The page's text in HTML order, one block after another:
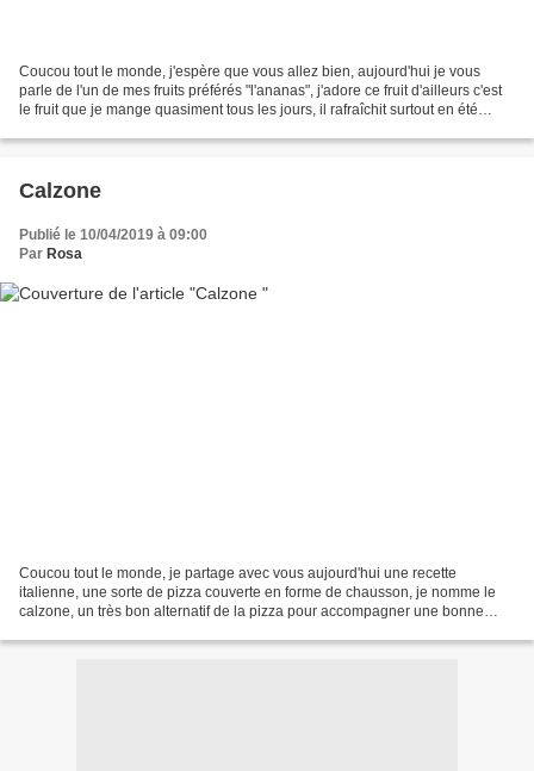
Coucou tout le monde, j'espère que vous allez bien, aujourd'hui je vous
parle de l'un de mes fruits préférés "l'ananas", j'adore ce fruit d'ailleurs c'est
le fruit que je mange quasiment tous les jours, il rafraîchit surtout en été
Calzone
Publié le 10/04/2019 à 09:00
Par Rosa
Coucou tout le monde, je partage avec vous aujourd'hui une recette
italienne, une sorte de pizza couverte en forme de chausson, je nomme le
calzone, un très bon alternatif de la pizza pour accompagner une bonne